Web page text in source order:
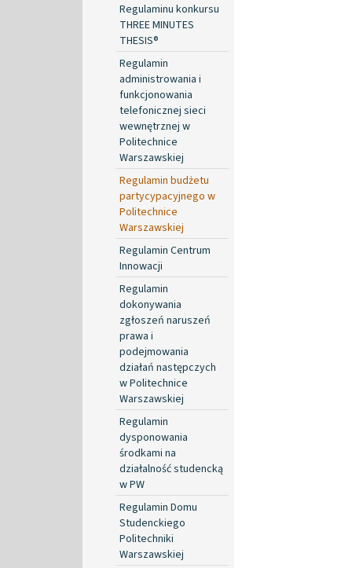
Regulaminu konkursu
THREE MINUTES
THESIS®
Regulamin
administrowania i
funkcjonowania
telefonicznej sieci
wewnętrznej w
Politechnice
Warszawskiej
Regulamin budżetu
partycypacyjnego w
Politechnice
Warszawskiej
Regulamin Centrum
Innowacji
Regulamin
dokonywania
zgłoszeń naruszeń
prawa i
podejmowania
działań następczych
w Politechnice
Warszawskiej
Regulamin
dysponowania
środkami na
działalność studencką
w PW
Regulamin Domu
Studenckiego
Politechniki
Warszawskiej